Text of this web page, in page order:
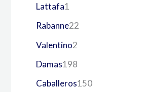
Lattafa1
Rabanne22
Valentino2
Damas198
Caballeros150